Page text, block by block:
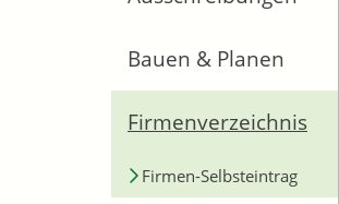
Bauen & Planen
Firmenverzeichnis
Firmen-Selbsteintrag